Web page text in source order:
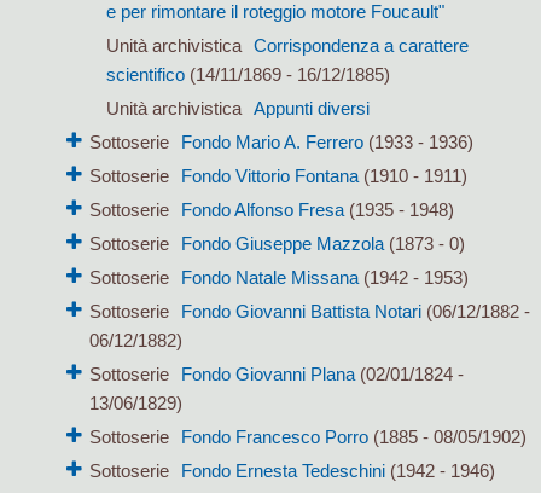
e per rimontare il roteggio motore Foucault"
Unità archivistica
Corrispondenza a carattere
scientifico(14/11/1869 - 16/12/1885)
Unità archivistica
Appunti diversi
Sottoserie
Fondo Mario A. Ferrero (1933 - 1936)
Sottoserie
Fondo Vittorio Fontana (1910 - 1911)
Sottoserie
Fondo Alfonso Fresa (1935 - 1948)
Sottoserie
Fondo Giuseppe Mazzola (1873 - 0)
Sottoserie
Fondo Natale Missana (1942 - 1953)
Sottoserie
Fondo Giovanni Battista Notari (06/12/1882 -
06/12/1882)
Sottoserie
Fondo Giovanni Plana (02/01/1824 -
13/06/1829)
Sottoserie
Fondo Francesco Porro (1885 - 08/05/1902)
Sottoserie
Fondo Ernesta Tedeschini (1942 - 1946)